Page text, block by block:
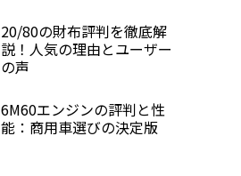
20/80の財布評判を徹底解
説！人気の理由とユーザー
の声
6M60エンジンの評判と性
能：商用車選びの決定版